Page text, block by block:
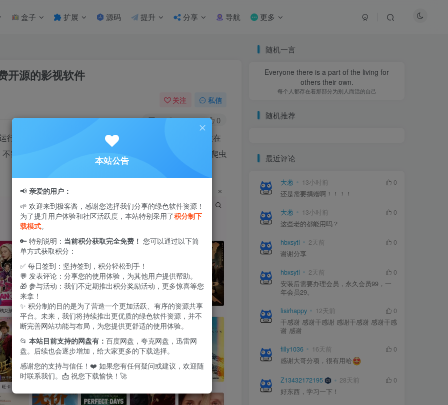
盒子 扩展 源码 提升 分享 导航 更多
开源的影视软件
关注 私信
1 31.6W+ 0
行的TVBOX了，支持alist资源读取，内置8条线路，是一款在
需要安装。目前内置了几条线路，有能力的也可以自己写爬虫
随机一言
Everyone there is a part of the living for
others their own.
每个人都存在着那部分为别人而活的自己
随机推荐
最近评论
大葱 13小时前
0
还是需要捐赠啊！！！！
大葱 13小时前
0
这些老的都能用吗？
hbxsytl 2天前
0
谢谢分享
hbxsytl 2天前
0
安装后需要办理会员，永久会员99，一
年会员29。
lisirhappy 12天前
0
干感谢 感谢干感谢 感谢干感谢 感谢干感
谢 感谢
filly1036 16天前
0
感谢大哥分项，很有用哈
Z13432172195 28天前
0
好东西，学习一下！
Everyone there is a part of the living for
others their own.
每个人都存在着那部分为别人而活的自己
大葱 13小时前
0
还是需要捐赠啊！！！！
大葱 13小时前
0
这些老的都能用吗？
hbxsytl 2天前
0
谢谢分享
hbxsytl 2天前
0
安装后需要办理会员，永久会员99，一
年会员29。
lisirhappy 12天前
0
干感谢 感谢干感谢 感谢干感谢 感谢干感
谢 感谢
filly1036 16天前
0
感谢大哥分项，很有用哈
Z13432172195 28天前
0
好东西，学习一下！
本站公告
📢 亲爱的用户：
🌱 欢迎来到极客酱，感谢您选择我们分享的绿色软件资源！
为了提升用户体验和社区活跃度，本站特别采用了积分制下
载模式。
🔑 特别说明： 当前积分获取完全免费！ 您可以通过以下简
单方式获取积分：
✅ 每日签到：坚持签到，积分轻松到手！
💬 发表评论：分享您的使用体验，为其他用户提供帮助。
🎁 参与活动：我们不定期推出积分奖励活动，更多惊喜等您
来拿！
✨ 积分制的目的是为了营造一个更加活跃、有序的资源共享
平台。未来，我们将持续推出更优质的绿色软件资源，并不
断完善网站功能与布局，为您提供更舒适的使用体验。
📂 本站目前支持的网盘有： 百度网盘，夸克网盘，迅雷网
盘。后续也会逐步增加，给大家更多的下载选择。
感谢您的支持与信任！❤️ 如果您有任何疑问或建议，欢迎随
时联系我们。📩 祝您下载愉快！🚀